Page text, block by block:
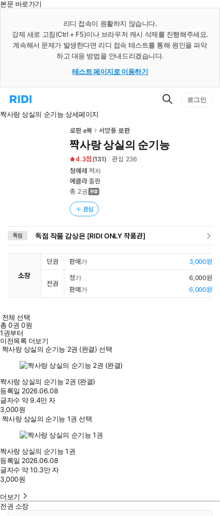
본문 바로가기
리디 접속이 원활하지 않습니다.
강제 새로 고침(Ctrl + F5)이나 브라우저 캐시 삭제를 진행해주세요.
계속해서 문제가 발생한다면 리디 접속 테스트를 통해 원인을 파악
하고 대응 방법을 안내드리겠습니다.
테스트 페이지로 이동하기
리
홈
검
로그인
짝사랑 상실의 순기능 상세페이지
로판 e북 서양풍 로판
짝사랑 상실의 순기능
4.3 (131) 관심 236
청예레 저자
에클라출판
총 2권
관심
독점 독점 작품 감상은 [RIDI ONLY 작품관]
소장
단권 판매가 3,000원
전권
정가
6,000원
판매가
6,000원
전체 선택
총0권 0원
1권부터
이전목록 더보기
짝사랑 상실의 순기능 2권 (완결) 선택
짝사랑 상실의 순기능 2권 (완결)
등록일 2026.06.08
글자수 약 9.4만 자
3,000원
짝사랑 상실의 순기능 1권 선택
짝사랑 상실의 순기능 1권
등록일 2026.06.08
글자수 약 10.3만 자
3,000원
더보기
전권 소장